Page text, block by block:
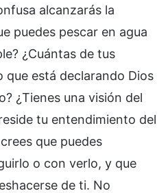
alcanzarás la
puedes pescar en agua
¿Cuántas de tus
que está declarando Dios
¿Tienes una visión del
tu entendimiento del
que puedes
o con verlo, y que
de ti. No